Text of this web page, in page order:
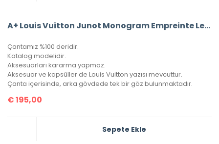
A+ Louis Vuitton Junot Monogram Empreinte Leather
Çantamız %100 deridir.
Katalog modelidir.
Aksesuarları kararma yapmaz.
Aksesuar ve kapsüller de Louis Vuitton yazısı mevcuttur.
Çanta içerisinde, arka gövdede tek bir göz bulunmaktadır.
€195,00
Sepete Ekle